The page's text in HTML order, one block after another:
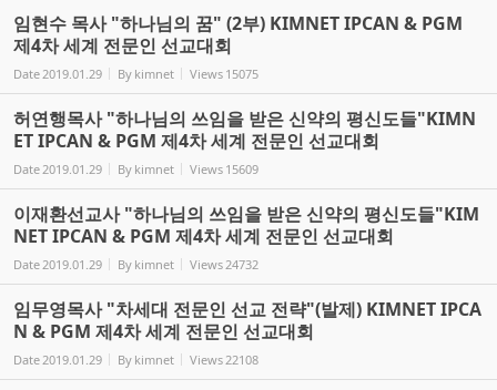
임현수 목사 "하나님의 꿈" (2부) KIMNET IPCAN & PGM
제4차 세계 전문인 선교대회
Date 2019.01.29 By kimnet Views 15075
허연행목사 "하나님의 쓰임을 받은 신약의 평신도들"KIMN
ET IPCAN & PGM 제4차 세계 전문인 선교대회
Date 2019.01.29 By kimnet Views 15609
이재환선교사 "하나님의 쓰임을 받은 신약의 평신도들"KIM
NET IPCAN & PGM 제4차 세계 전문인 선교대회
Date 2019.01.29 By kimnet Views 24732
임무영목사 "차세대 전문인 선교 전략"(발제) KIMNET IPCA
N & PGM 제4차 세계 전문인 선교대회
Date 2019.01.29 By kimnet Views 22108